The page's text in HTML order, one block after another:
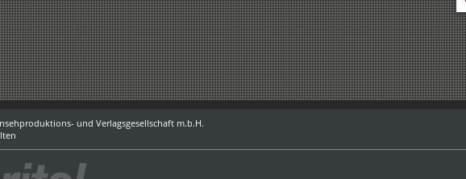
und Verlagsgesellschaft m.b.H.